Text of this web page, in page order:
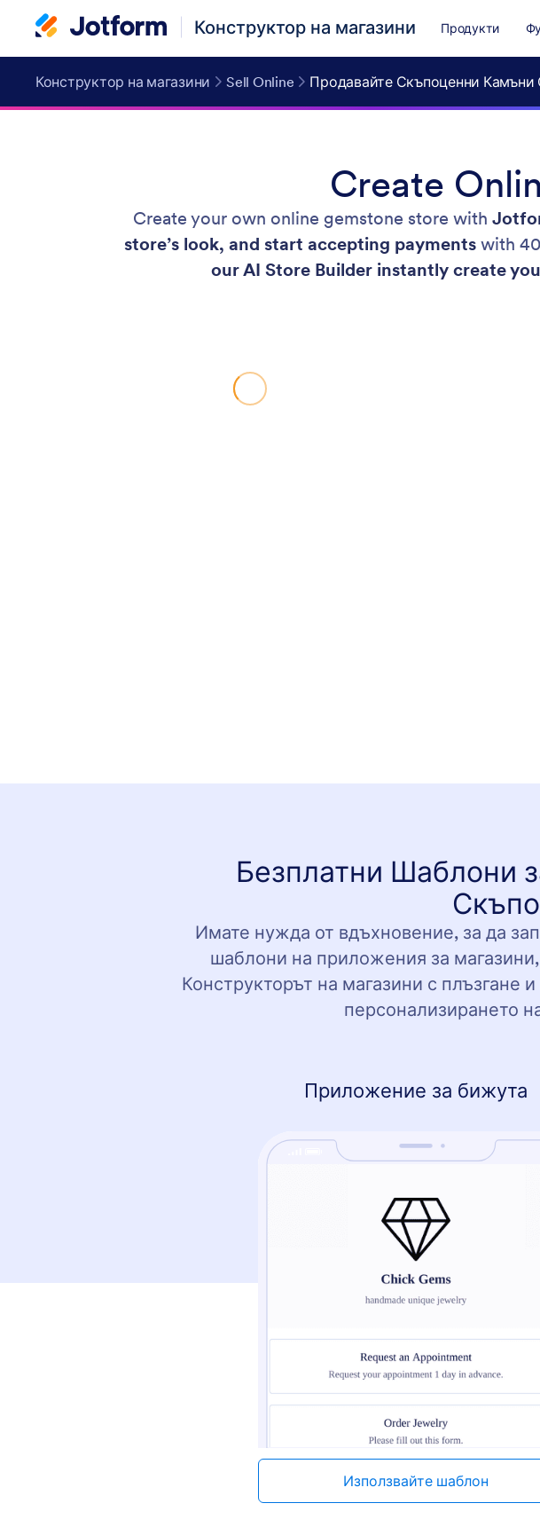
Конструктор на магазини Продукти
Конструктор на магазини Sell Online Продавайте Скъпоценни Камъни
Create
Create your own online gemstone store with
store’s look, and start accepting paymentswith
our AI Store Builder instantly create
Безплатни Шаблони
Имате нужда от вдъхновение, за да
шаблони на приложения за магазини,
Конструкторът на магазини с плъзгане
персонализирането
Приложение за бижута
Използвайте шаблон